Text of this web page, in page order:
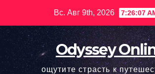
содержимому
Вс. Авг 9th, 2026 7:26:09
Odyssey
ощутите страсть к